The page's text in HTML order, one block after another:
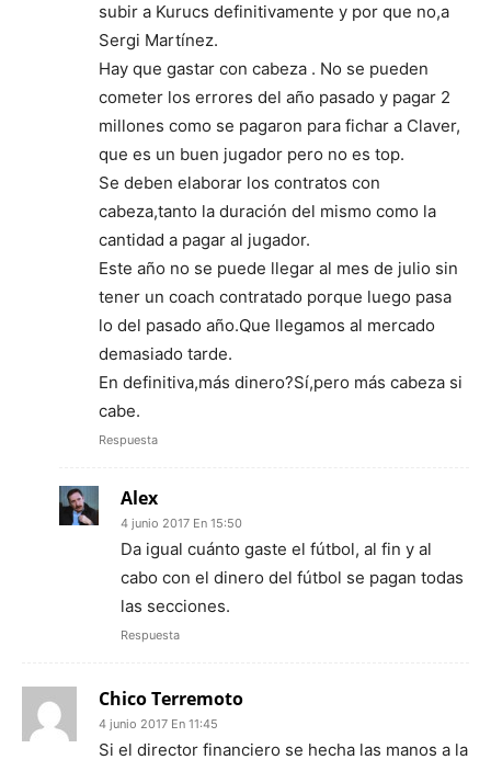
subir a Kurucs definitivamente y por que no,a
Sergi Martínez.
Hay que gastar con cabeza . No se pueden
cometer los errores del año pasado y pagar 2
millones como se pagaron para fichar a Claver,
que es un buen jugador pero no es top.
Se deben elaborar los contratos con
cabeza,tanto la duración del mismo como la
cantidad a pagar al jugador.
Este año no se puede llegar al mes de julio sin
tener un coach contratado porque luego pasa
lo del pasado año.Que llegamos al mercado
demasiado tarde.
En definitiva,más dinero?Sí,pero más cabeza si
cabe.
Respuesta
Alex
4 junio 2017 En 15:50
Da igual cuánto gaste el fútbol, al fin y al
cabo con el dinero del fútbol se pagan todas
las secciones.
Respuesta
Chico Terremoto
4 junio 2017 En 11:45
Si el director financiero se hecha las manos a la